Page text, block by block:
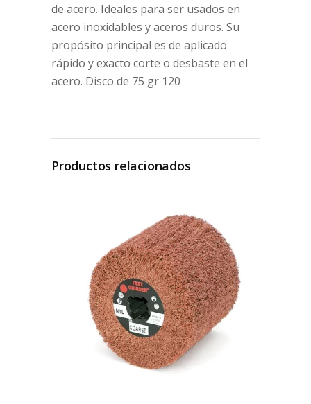
de acero. Ideales para ser usados en
acero inoxidables y aceros duros. Su
propósito principal es de aplicado
rápido y exacto corte o desbaste en el
acero. Disco de 75 gr 120
Productos relacionados